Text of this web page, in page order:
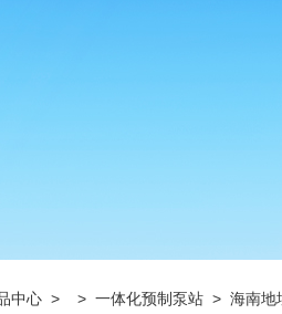
中心 > > 一体化预制泵站 > 海南地